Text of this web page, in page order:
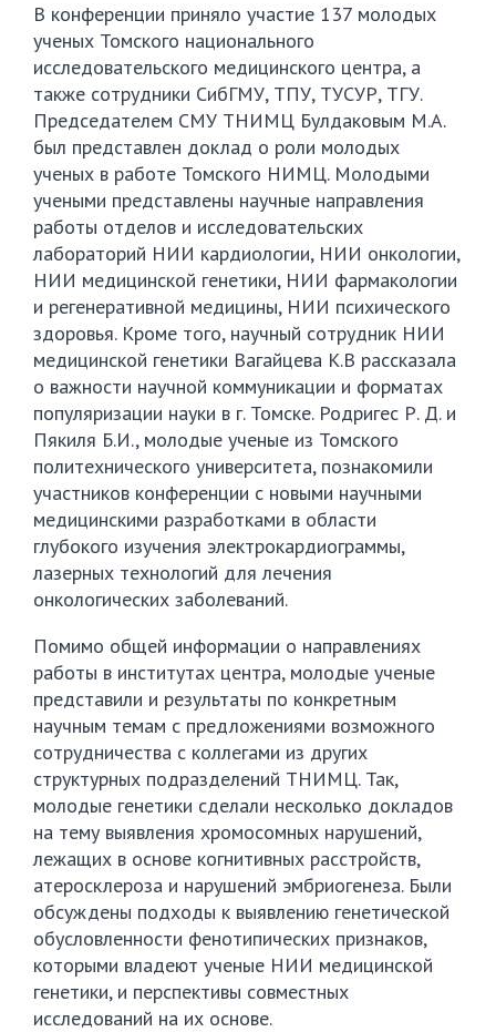
В конференции приняло участие 137 молодых
ученых Томского национального
исследовательского медицинского центра, а
также сотрудники СибГМУ, ТПУ, ТУСУР, ТГУ.
Председателем СМУ ТНИМЦ Булдаковым М.А.
был представлен доклад о роли молодых
ученых в работе Томского НИМЦ. Молодыми
учеными представлены научные направления
работы отделов и исследовательских
лабораторий НИИ кардиологии, НИИ онкологии,
НИИ медицинской генетики, НИИ фармакологии
и регенеративной медицины, НИИ психического
здоровья. Кроме того, научный сотрудник НИИ
медицинской генетики Вагайцева К.В рассказала
о важности научной коммуникации и форматах
популяризации науки в г. Томске. Родригес Р. Д. и
Пякиля Б.И., молодые ученые из Томского
политехнического университета, познакомили
участников конференции с новыми научными
медицинскими разработками в области
глубокого изучения электрокардиограммы,
лазерных технологий для лечения
онкологических заболеваний.
Помимо общей информации о направлениях
работы в институтах центра, молодые ученые
представили и результаты по конкретным
научным темам с предложениями возможного
сотрудничества с коллегами из других
структурных подразделений ТНИМЦ. Так,
молодые генетики сделали несколько докладов
на тему выявления хромосомных нарушений,
лежащих в основе когнитивных расстройств,
атеросклероза и нарушений эмбриогенеза. Были
обсуждены подходы к выявлению генетической
обусловленности фенотипических признаков,
которыми владеют ученые НИИ медицинской
генетики, и перспективы совместных
исследований на их основе.